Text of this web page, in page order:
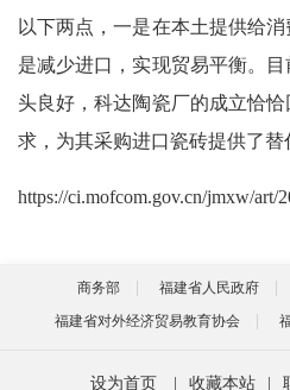
以下两点，一是在本土提供给
是减少进口，实现贸易平衡。
头良好，科达陶瓷厂的成立恰
求，为其采购进口瓷砖提供了替
https://ci.mofcom.gov.cn/jmxw/art/
商务部 福建省人民政府
福建省对外经济贸易教育协会
设为首页 收藏本站